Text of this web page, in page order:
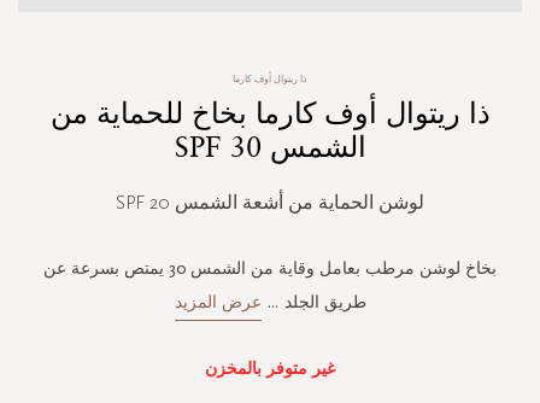
ذا ريتوال أوف كارما
ذا ريتوال أوف كارما بخاخ للحماية من
الشمس 30 SPF
لوشن الحماية من أشعة الشمس SPF 20
بخاخ لوشن مرطب بعامل وقاية من الشمس 30 يمتص بسرعة عن
طريق الجلد ... عرض المزيد
غير متوفر بالمخزن